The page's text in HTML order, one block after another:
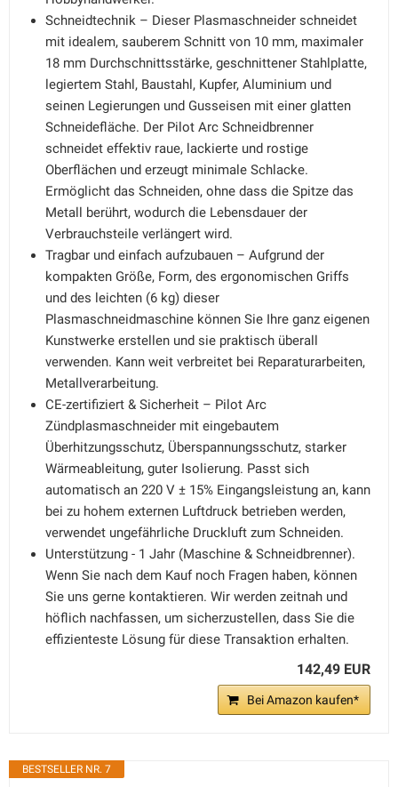
Schneidtechnik – Dieser Plasmaschneider schneidet
mit idealem, sauberem Schnitt von 10 mm, maximaler
18 mm Durchschnittsstärke, geschnittener Stahlplatte,
legiertem Stahl, Baustahl, Kupfer, Aluminium und
seinen Legierungen und Gusseisen mit einer glatten
Schneidefläche. Der Pilot Arc Schneidbrenner
schneidet effektiv raue, lackierte und rostige
Oberflächen und erzeugt minimale Schlacke.
Ermöglicht das Schneiden, ohne dass die Spitze das
Metall berührt, wodurch die Lebensdauer der
Verbrauchsteile verlängert wird.
Tragbar und einfach aufzubauen – Aufgrund der
kompakten Größe, Form, des ergonomischen Griffs
und des leichten (6 kg) dieser
Plasmaschneidmaschine können Sie Ihre ganz eigenen
Kunstwerke erstellen und sie praktisch überall
verwenden. Kann weit verbreitet bei Reparaturarbeiten,
Metallverarbeitung.
CE-zertifiziert & Sicherheit – Pilot Arc
Zündplasmaschneider mit eingebautem
Überhitzungsschutz, Überspannungsschutz, starker
Wärmeableitung, guter Isolierung. Passt sich
automatisch an 220 V ± 15% Eingangsleistung an, kann
bei zu hohem externen Luftdruck betrieben werden,
verwendet ungefährliche Druckluft zum Schneiden.
Unterstützung - 1 Jahr (Maschine & Schneidbrenner).
Wenn Sie nach dem Kauf noch Fragen haben, können
Sie uns gerne kontaktieren. Wir werden zeitnah und
höflich nachfassen, um sicherzustellen, dass Sie die
effizienteste Lösung für diese Transaktion erhalten.
142,49 EUR
Bei Amazon kaufen*
BESTSELLER NR. 7